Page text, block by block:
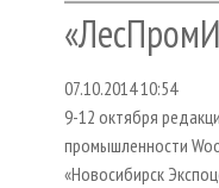
07.10.2014 10:54
9-12 октября
промышленности
«Новосибирск